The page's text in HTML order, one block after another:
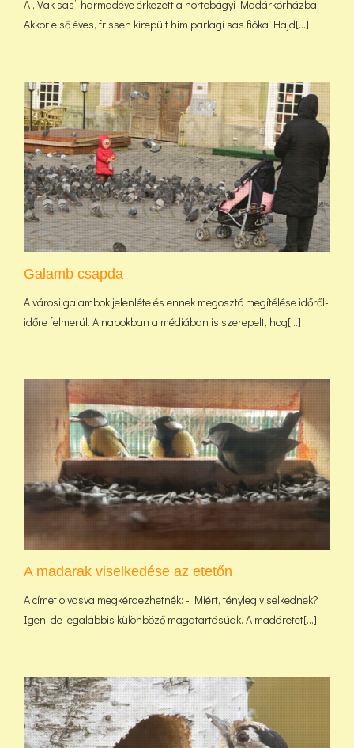
A „Vak sas” harmadéve érkezett a hortobágyi Madárkórházba.
Akkor első éves, frissen kirepült hím parlagi sas fióka Hajd[...]
Galamb csapda
A városi galambok jelenléte és ennek megosztó megítélése időről-
időre felmerül. A napokban a médiában is szerepelt, hog[...]
A madarak viselkedése az etetőn
A címet olvasva megkérdezhetnék: - Miért, tényleg viselkednek?
Igen, de legalábbis különböző magatartásúak. A madáretet[...]